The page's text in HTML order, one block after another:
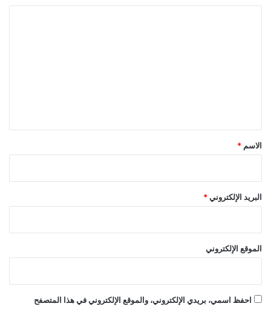
*
الاسم *
البريد الإلكتروني *
الموقع الإلكتروني
احفظ اسمي، بريدي الإلكتروني، والموقع الإلكتروني في هذا المتصفح